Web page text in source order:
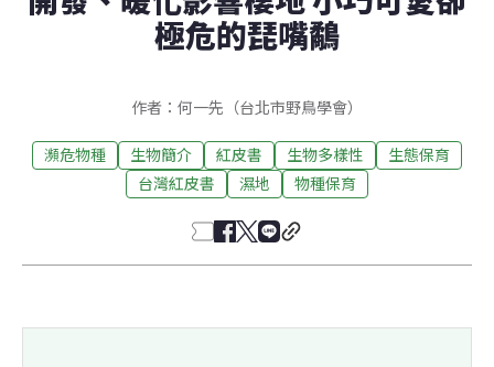
極危的琵嘴鷸
作者：何一先（台北市野鳥學會）
瀕危物種 生物簡介 紅皮書 生物多樣性
生態保育
台灣紅皮書
濕地 物種保育